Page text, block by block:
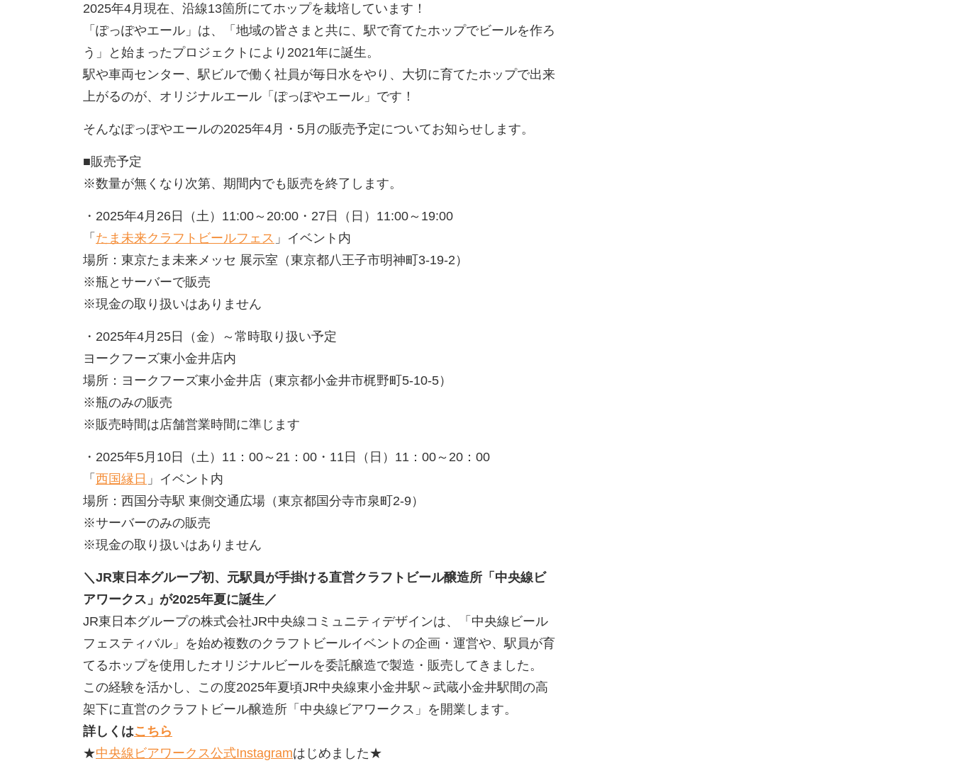
2025年4月現在、沿線13箇所にてホップを栽培しています！
「ぽっぽやエール」は、「地域の皆さまと共に、駅で育てたホップでビールを作ろ
う」と始まったプロジェクトにより2021年に誕生。
駅や車両センター、駅ビルで働く社員が毎日水をやり、大切に育てたホップで出来
上がるのが、オリジナルエール「ぽっぽやエール」です！
そんなぽっぽやエールの2025年4月・5月の販売予定についてお知らせします。
■販売予定
※数量が無くなり次第、期間内でも販売を終了します。
・2025年4月26日（土） 11:00～20:00 ・27日（日） 11:00～19:00
「 たま未来クラフトビールフェス 」イベント内
場所： 東京たま未来メッセ 展示室（東京都八王子市明神町3-19-2）
※瓶とサーバーで販売
※現金の取り扱いはありません
・2025年4月25日（金）～常時取り扱い予定
ヨークフーズ東小金井店内
場所：ヨークフーズ東小金井店（東京都小金井市梶野町5-10-5）
※瓶のみの販売
※販売時間は店舗営業時間に準じます
・2025年5月10日（土）11：00～21：00・11日（日）11：00～20：00
「 西国縁日 」イベント内
場所：西国分寺駅 東側交通広場（東京都国分寺市泉町2-9）
※サーバーのみの販売
※現金の取り扱いはありません
＼JR東日本グループ初、元駅員が手掛ける直営クラフトビール醸造所「中央線ビ
アワークス」が2025年夏に誕生／
JR東日本グループの株式会社JR中央線コミュニティデザインは、「中央線ビール
フェスティバル」を始め複数のクラフトビールイベントの企画・運営や、駅員が育
てるホップを使用したオリジナルビールを委託醸造で製造・販売してきました。
この経験を活かし、この度2025年夏頃JR中央線東小金井駅～武蔵小金井駅間の高
架下に直営のクラフトビール醸造所「中央線ビアワークス」を開業します。
詳しくはこちら
★中央線ビアワークス公式Instagramはじめました★